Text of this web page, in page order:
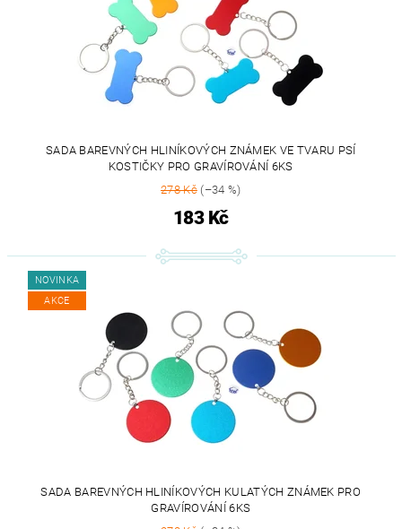
SADA BAREVNÝCH HLINÍKOVÝCH ZNÁMEK VE TVARU PSÍ
KOSTIČKY PRO GRAVÍROVÁNÍ 6KS
278 Kč(–34 %)
183 Kč
NOVINKA
AKCE
SADA BAREVNÝCH HLINÍKOVÝCH KULATÝCH ZNÁMEK PRO
GRAVÍROVÁNÍ 6KS